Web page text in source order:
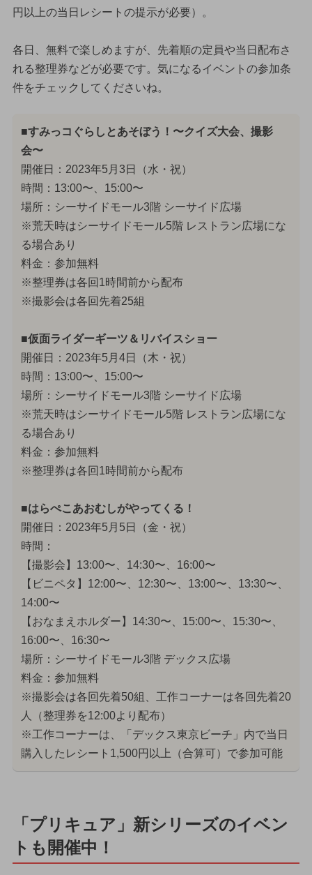
円以上の当日レシートの提示が必要）。
各日、無料で楽しめますが、先着順の定員や当日配布さ
れる整理券などが必要です。気になるイベントの参加条
件をチェックしてくださいね。
■すみっコぐらしとあそぼう！〜クイズ大会、撮影
会〜
開催日：2023年5月3日（水・祝）
時間：13:00〜、15:00〜
場所：シーサイドモール3階 シーサイド広場
※荒天時はシーサイドモール5階 レストラン広場にな
る場合あり
料金：参加無料
※整理券は各回1時間前から配布
※撮影会は各回先着25組
■仮面ライダーギーツ＆リバイスショー
開催日：2023年5月4日（木・祝）
時間：13:00〜、15:00〜
場所：シーサイドモール3階 シーサイド広場
※荒天時はシーサイドモール5階 レストラン広場にな
る場合あり
料金：参加無料
※整理券は各回1時間前から配布
■はらぺこあおむしがやってくる！
開催日：2023年5月5日（金・祝）
時間：
【撮影会】13:00〜、14:30〜、16:00〜
【ビニペタ】12:00〜、12:30〜、13:00〜、13:30〜、
14:00〜
【おなまえホルダー】14:30〜、15:00〜、15:30〜、
16:00〜、16:30〜
場所：シーサイドモール3階 デックス広場
料金：参加無料
※撮影会は各回先着50組、工作コーナーは各回先着20
人（整理券を12:00より配布）
※工作コーナーは、「デックス東京ビーチ」内で当日
購入したレシート1,500円以上（合算可）で参加可能
「プリキュア」新シリーズのイベン
トも開催中！